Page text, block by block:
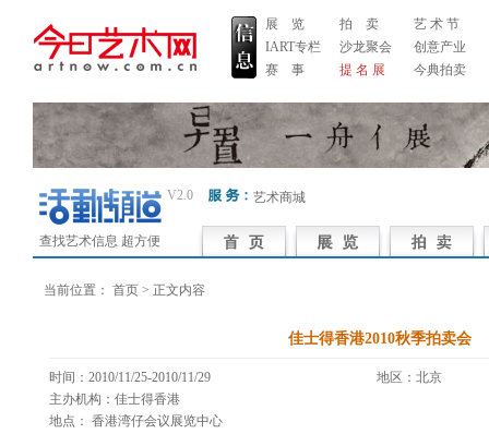
展 览
IART专栏
赛 事
拍 卖
沙龙聚会
提 名 展
艺 术 节
创意产业
今典拍卖
查找艺术信息 超方便
V2.0 艺术商城
当前位置： 首页 > 正文内容
佳士得香港2010秋季拍卖会
时间：2010/11/25-2010/11/29
地区：北京
主办机构：佳士得香港
地点： 香港湾仔会议展览中心